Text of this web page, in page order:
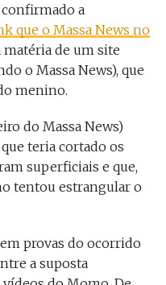
confirmado a
que o Massa News no
matéria de um site
o Massa News), que
menino.
do Massa News)
teria cortado os
superficiais e que,
tentou estrangular o
provas do ocorrido
a suposta